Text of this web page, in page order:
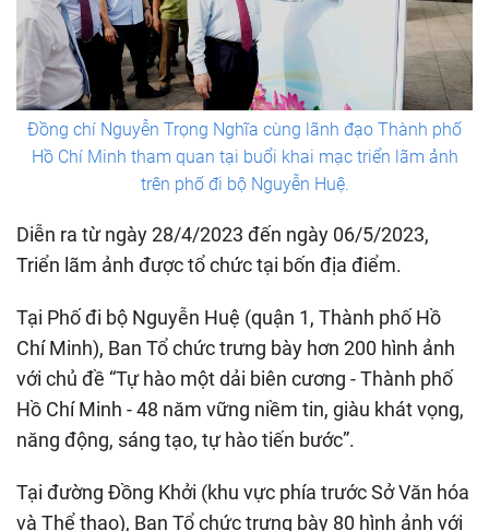
Đồng chí Nguyễn Trọng Nghĩa cùng lãnh đạo Thành phố
Hồ Chí Minh tham quan tại buổi khai mạc triển lãm ảnh
trên phố đi bộ Nguyễn Huệ.
Diễn ra từ ngày 28/4/2023 đến ngày 06/5/2023,
Triển lãm ảnh được tổ chức tại bốn địa điểm.
Tại Phố đi bộ Nguyễn Huệ (quận 1, Thành phố Hồ
Chí Minh), Ban Tổ chức trưng bày hơn 200 hình ảnh
với chủ đề “Tự hào một dải biên cương - Thành phố
Hồ Chí Minh - 48 năm vững niềm tin, giàu khát vọng,
năng động, sáng tạo, tự hào tiến bước”.
Tại đường Đồng Khởi (khu vực phía trước Sở Văn hóa
và Thể thao), Ban Tổ chức trưng bày 80 hình ảnh với